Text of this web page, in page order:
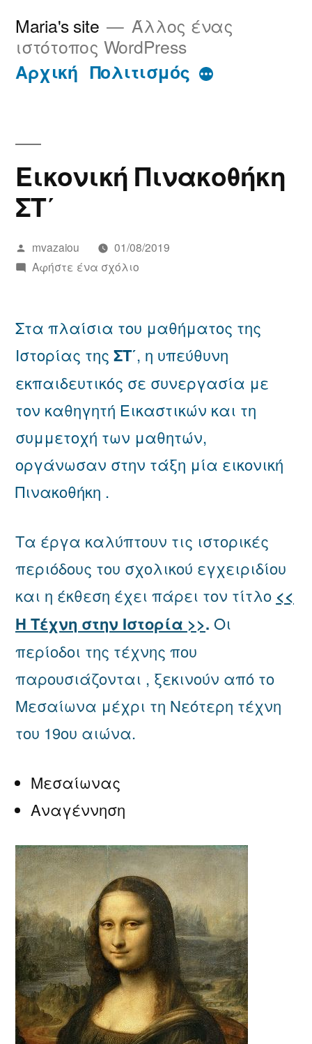
στο
περιεχόμενο
Maria's site
Άλλος ένας
ιστότοπος WordPress
Αρχική ΠολιτισμόςΠερισσότερα
Εικονική Πινακοθήκη
ΣΤ΄
Συντάχθηκε
από
mvazaiou
01/08/2019
Αφήστε ένα σχόλιογια
Πινακοθήκη
Στα πλαίσια του μαθήματος της
Ιστορίας της ΣΤ΄, η υπεύθυνη
εκπαιδευτικός σε συνεργασία με
τον καθηγητή Εικαστικών και τη
συμμετοχή των μαθητών,
οργάνωσαν στην τάξη μία εικονική
Πινακοθήκη .
Τα έργα καλύπτουν τις ιστορικές
περιόδους του σχολικού εγχειριδίου
και η έκθεση έχει πάρει τον τίτλο <<
Η Τέχνη στην Ιστορία >>. Οι
περίοδοι της τέχνης που
παρουσιάζονται , ξεκινούν από το
Μεσαίωνα μέχρι τη Νεότερη τέχνη
του 19ου αιώνα.
Μεσαίωνας
Αναγέννηση